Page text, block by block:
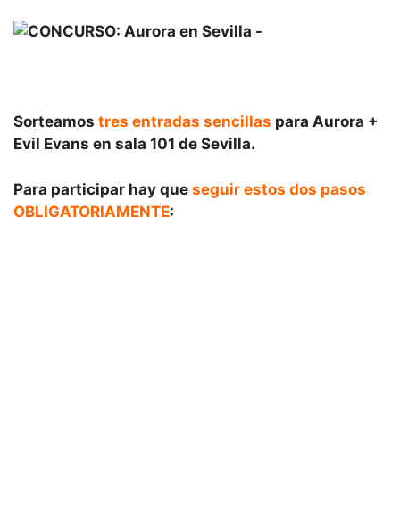
Sorteamos tres entradas sencillas para Aurora +
Evil Evans en sala 101 de Sevilla.
Para participar hay que seguir estos dos pasos
OBLIGATORIAMENTE: